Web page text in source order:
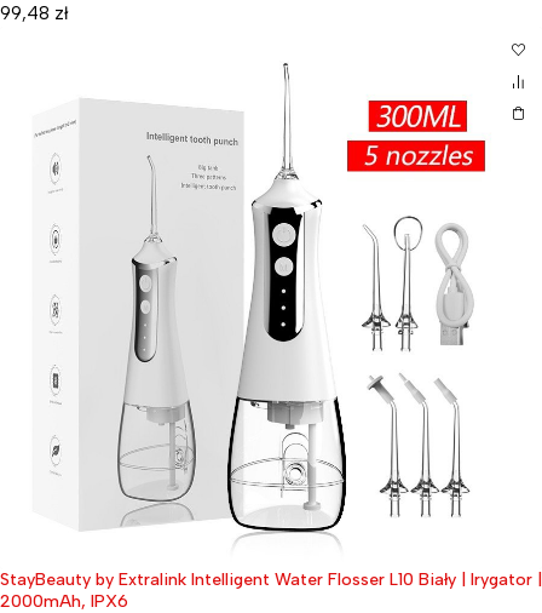
99,48 zł
StayBeauty by Extralink Intelligent Water Flosser L10 Biały | Irygator |
2000mAh, IPX6